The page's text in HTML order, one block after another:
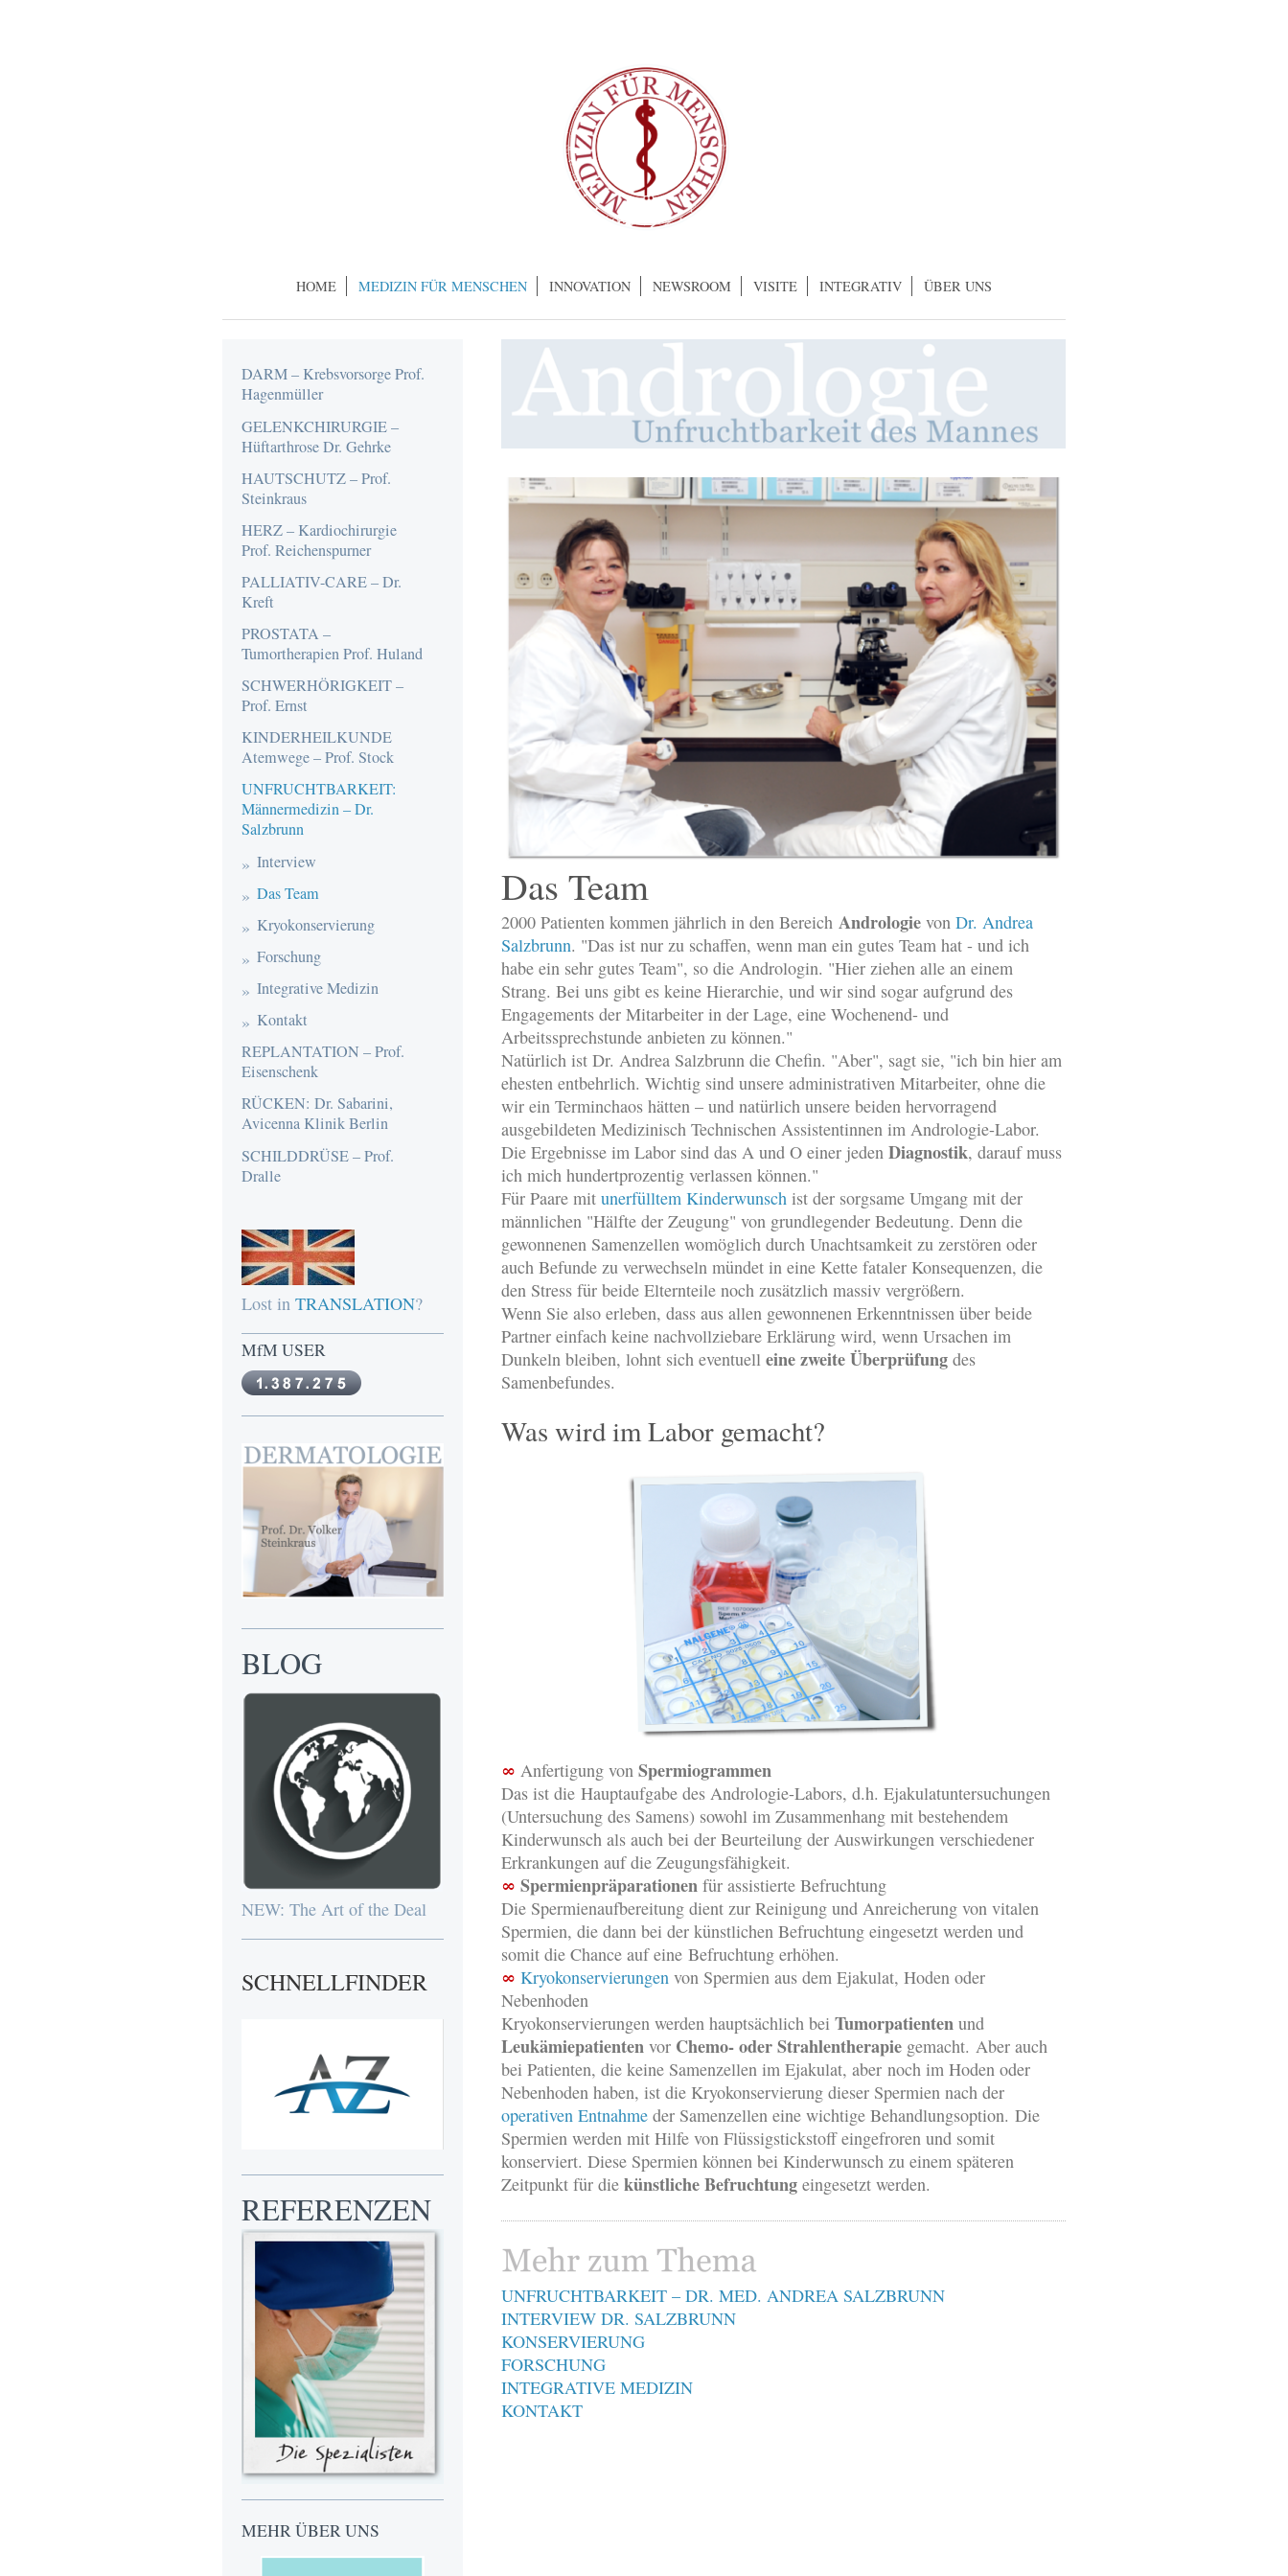
HOME MEDIZIN FÜR MENSCHEN INNOVATION NEWSROOM VISITE INTEGRATIV ÜBER UNS
Das Team
2000 Patienten kommen jährlich in den Bereich Andrologievon Dr. Andrea
Salzbrunn. "Das ist nur zu schaffen, wenn man ein gutes Team hat - und ich
habe ein sehr gutes Team", so die Andrologin. "Hier ziehen alle an einem
Strang. Bei uns gibt es keine Hierarchie, und wir sind sogar aufgrund des
Engagements der Mitarbeiter in der Lage, eine Wochenend- und
Arbeitssprechstunde anbieten zu können."
Natürlich ist Dr. Andrea Salzbrunn die Chefin. "Aber", sagt sie, "ich bin hier am
ehesten entbehrlich. Wichtig sind unsere administrativen Mitarbeiter, ohne die
wir ein Terminchaos hätten – und natürlich unsere beiden hervorragend
ausgebildeten Medizinisch Technischen Assistentinnen im Andrologie-Labor.
Die Ergebnisse im Labor sind das A und O einer jeden Diagnostik, darauf muss
ich mich hundertprozentig verlassen können."
Für Paare mit unerfülltem Kinderwunsch ist der sorgsame Umgang mit der
männlichen "Hälfte der Zeugung" von grundlegender Bedeutung. Denn die
gewonnenen Samenzellen womöglich durch Unachtsamkeit zu zerstören oder
auch Befunde zu verwechseln mündet in eine Kette fataler Konsequenzen, die
den Stress für beide Elternteile noch zusätzlich massiv vergrößern.
Wenn Sie also erleben, dass aus allen gewonnenen Erkenntnissen über beide
Partner einfach keine nachvollziebare Erklärung wird, wenn Ursachen im
Dunkeln bleiben, lohnt sich eventuell eine zweite Überprüfungdes
Samenbefundes.
Was wird im Labor gemacht?
∞ Anfertigung von Spermiogrammen
Das ist die Hauptaufgabe des Andrologie-Labors, d.h. Ejakulatuntersuchungen
(Untersuchung des Samens) sowohl im Zusammenhang mit bestehendem
Kinderwunsch als auch bei der Beurteilung der Auswirkungen verschiedener
Erkrankungen auf die Zeugungsfähigkeit.
∞ Spermienpräparationen für assistierte Befruchtung
Die Spermienaufbereitung dient zur Reinigung und Anreicherung von vitalen
Spermien, die dann bei der künstlichen Befruchtung eingesetzt werden und
somit die Chance auf eine Befruchtung erhöhen.
∞ Kryokonservierungen von Spermien aus dem Ejakulat, Hoden oder
Nebenhoden
Kryokonservierungen werden hauptsächlich bei Tumorpatienten und
Leukämiepatienten vor Chemo- oder Strahlentherapiegemacht. Aber auch
bei Patienten, die keine Samenzellen im Ejakulat, aber noch im Hoden oder
Nebenhoden haben, ist die Kryokonservierung dieser Spermien nach der
operativen Entnahmeder Samenzellen eine wichtige Behandlungsoption. Die
Spermien werden mit Hilfe von Flüssigstickstoff eingefroren und somit
konserviert. Diese Spermien können bei Kinderwunsch zu einem späteren
Zeitpunkt für die künstliche Befruchtungeingesetzt werden.
UNFRUCHTBARKEIT – DR. MED. ANDREA SALZBRUNN
INTERVIEW DR. SALZBRUNN
KONSERVIERUNG
FORSCHUNG
INTEGRATIVE MEDIZIN
KONTAKT
DARM – Krebsvorsorge Prof.
Hagenmüller
GELENKCHIRURGIE –
Hüftarthrose Dr. Gehrke
HAUTSCHUTZ – Prof.
Steinkraus
HERZ – Kardiochirurgie
Prof. Reichenspurner
PALLIATIV-CARE – Dr.
Kreft
PROSTATA –
Tumortherapien Prof. Huland
SCHWERHÖRIGKEIT –
Prof. Ernst
KINDERHEILKUNDE
Atemwege – Prof. Stock
UNFRUCHTBARKEIT:
Männermedizin – Dr.
Salzbrunn
Interview
Das Team
Kryokonservierung
Forschung
Integrative Medizin
Kontakt
REPLANTATION – Prof.
Eisenschenk
RÜCKEN: Dr. Sabarini,
Avicenna Klinik Berlin
SCHILDDRÜSE – Prof.
Dralle
Lost in TRANSLATION?
MfM USER
BLOG
NEW: The Art of the Deal
SCHNELLFINDER
REFERENZEN
MEHR ÜBER UNS